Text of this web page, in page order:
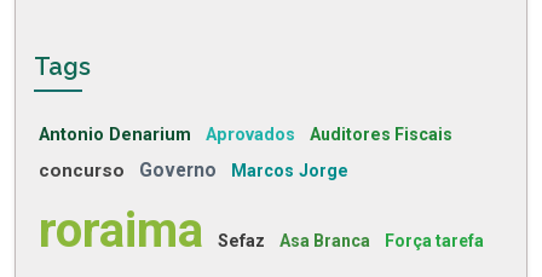
Tags
Antonio Denarium Aprovados Auditores Fiscais
concurso Governo Marcos Jorge
roraima Sefaz Asa Branca Força tarefa